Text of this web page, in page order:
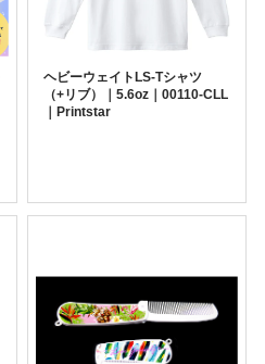
ヘビーウェイトLS-Tシャツ
（+リブ）｜5.6oz｜00110-CLL
｜Printstar